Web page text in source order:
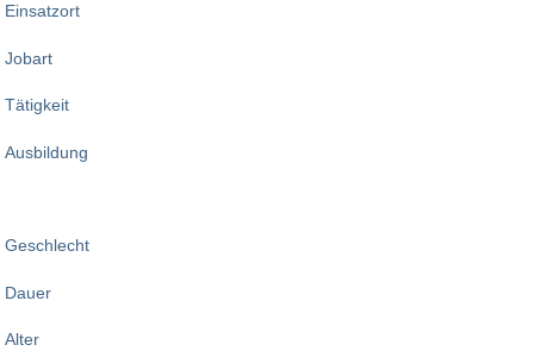
Einsatzort
Jobart
Tätigkeit
Ausbildung
Geschlecht
Dauer
Alter